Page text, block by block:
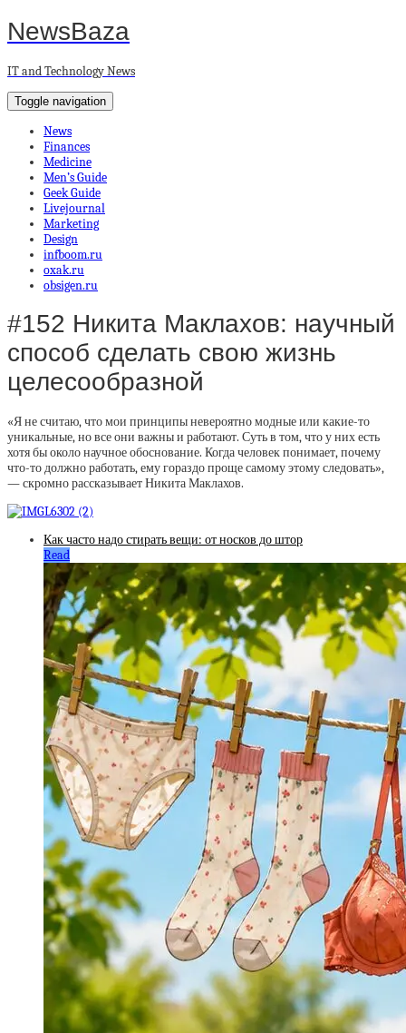
NewsBaza
IT and Technology News
Toggle navigation
News
Finances
Medicine
Men’s Guide
Geek Guide
Livejournal
Marketing
Design
infboom.ru
oxak.ru
obsigen.ru
#152 Никита Маклахов: научный
способ сделать свою жизнь
целесообразной
«Я не считаю, что мои принципы невероятно модные или какие-то
уникальные, но все они важны и работают. Суть в том, что у них есть
хотя бы около научное обоснование. Когда человек понимает, почему
что-то должно работать, ему гораздо проще самому этому следовать»,
— скромно рассказывает Никита Маклахов.
Как часто надо стирать вещи: от носков до штор
Read